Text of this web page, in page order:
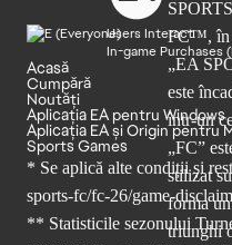
Users Interact
In-game Purchases
Acasă
Cumpără
Noutăți
Aplicația EA pentru Windows
Aplicația EA și Origin pentru
Sports Games
* Se aplică alte condiții și
sports-fc/fc-26/game-
** Statisticile sezonului